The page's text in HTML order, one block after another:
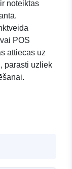
noteiktas
POS
attiecas uz
parasti uzliek